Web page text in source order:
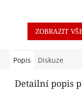
ZOBRAZIT
Popis Diskuze
Detailní popis